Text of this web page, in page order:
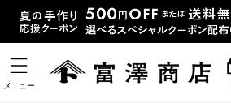
メニュー